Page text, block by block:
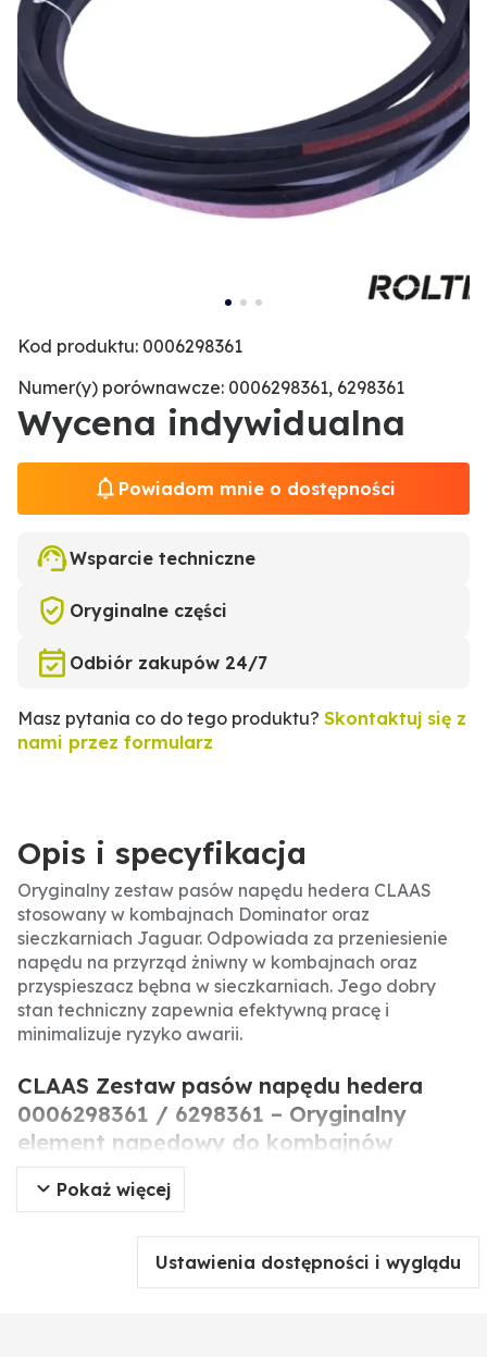
Kod produktu: 0006298361
Numer(y) porównawcze: 0006298361, 6298361
Wycena indywidualna
Powiadom mnie o dostępności
Wsparcie techniczne
Oryginalne części
Odbiór zakupów 24/7
Masz pytania co do tego produktu? Skontaktuj się z
nami przez formularz
Opis i specyfikacja
Oryginalny zestaw pasów napędu hedera CLAAS
stosowany w kombajnach Dominator oraz
sieczkarniach Jaguar. Odpowiada za przeniesienie
napędu na przyrząd żniwny w kombajnach oraz
przyspieszacz bębna w sieczkarniach. Jego dobry
stan techniczny zapewnia efektywną pracę i
minimalizuje ryzyko awarii.
CLAAS Zestaw pasów napędu hedera
0006298361 / 6298361 – Oryginalny
element napędowy do kombajnów
Dominator i sieczkarni Jaguar.
stosowany w kombajnach zbożowych Dominator oraz
sieczkarniach samobieżnych Jaguar. Odpowiada za
Pokaż więcej
Ustawienia dostępności i wyglądu